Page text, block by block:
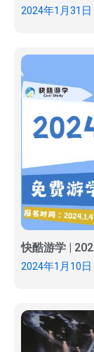
2024年1月31日
快酷游学 |
2024年1月10日